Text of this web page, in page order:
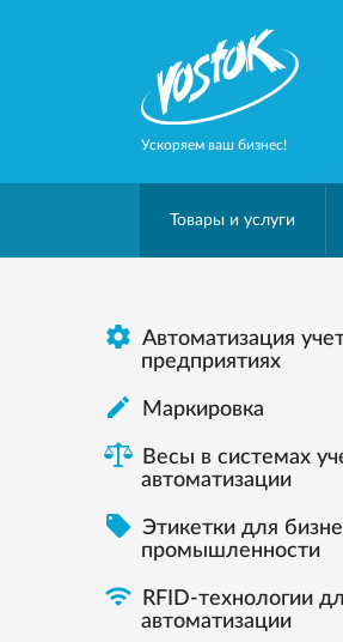
Ускоряем ваш бизнес!
Товары и услуги
 Автоматизация
предприятиях
 Маркировка
Весы в системах
автоматизации
 Этикетки для
промышленности

RFID-технологии
автоматизации